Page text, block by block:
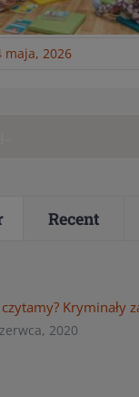
maja, 2026
Recent
czytamy? Kryminały
2020